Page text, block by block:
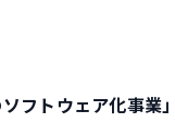
フトウェア化事業」